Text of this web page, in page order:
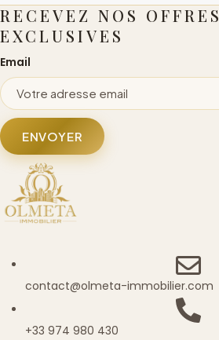
RECEVEZ NOS OFFRES
EXCLUSIVES
Email
ENVOYER
contact@olmeta-immobilier.com
+33 974 980 430